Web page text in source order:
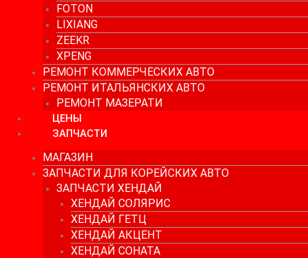
FOTON
LIXIANG
ZEEKR
XPENG
РЕМОНТ КОММЕРЧЕСКИХ АВТО
РЕМОНТ ИТАЛЬЯНСКИХ АВТО
РЕМОНТ МАЗЕРАТИ
ЦЕНЫ
ЗАПЧАСТИ
МАГАЗИН
ЗАПЧАСТИ ДЛЯ КОРЕЙСКИХ АВТО
ЗАПЧАСТИ ХЕНДАЙ
ХЕНДАЙ СОЛЯРИС
ХЕНДАЙ ГЕТЦ
ХЕНДАЙ АКЦЕНТ
ХЕНДАЙ СОНАТА